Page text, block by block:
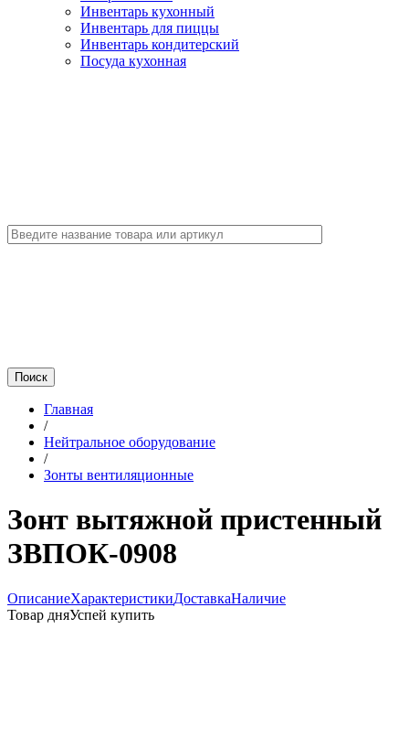
Инвентарь кухонный
Инвентарь для пиццы
Инвентарь кондитерский
Посуда кухонная
Главная
/
Нейтральное оборудование
/
Зонты вентиляционные
Зонт вытяжной пристенный
ЗВПОК-0908
ОписаниеХарактеристикиДоставкаНаличие
Товар дняУспей купить